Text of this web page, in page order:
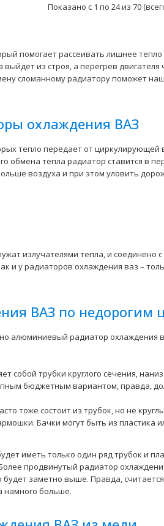
Применение на автомобилях
1118, 1119 и их модификаций с
Алюминиево-паяный радиатор
модификац..
Показано с 1 по 24 из 70
помогает рассеивать лишнее тепло
из строя, а перегрев двигателя
сломанному радиатору поможет
охлаждения ВАЗ
тепло передает от циркулирующей
обмена тепла радиатор ставится в
воздуха и при этом уловить
излучателями тепла, и соединено
и у радиаторов охлаждения ваз –
ВАЗ по недорогим
алюминиевый радиатор охлаждения
собой трубки круглого сечения,
бюджетным вариантом, правда,
тоже состоит из трубок, но не
Бачки могут быть из пластика
иметь только один ряд трубок и
продвинутый радиатор
заметно выше. Правда,
намного больше.